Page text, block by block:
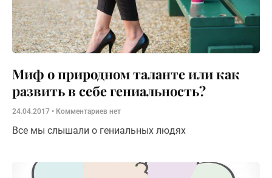
Миф о природном таланте или как
развить в себе гениальность?
24.04.2017 Комментариев нет
Все мы слышали о гениальных людях